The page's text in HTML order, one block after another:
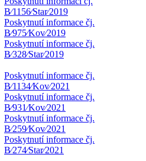
B⁄1156⁄Star⁄2019
Poskytnutí informace čj.
B⁄975⁄Kov⁄2019
Poskytnutí informace čj.
B⁄328⁄Star⁄2019
Poskytnutí informace čj.
B⁄1134⁄Kov⁄2021
Poskytnutí informace čj.
B⁄931⁄Kov⁄2021
Poskytnutí informace čj.
B⁄259⁄Kov⁄2021
Poskytnutí informace čj.
B⁄274⁄Star⁄2021